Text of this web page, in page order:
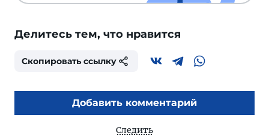
Делитесь тем, что нравится
Скопировать ссылку
Добавить комментарий
Следить